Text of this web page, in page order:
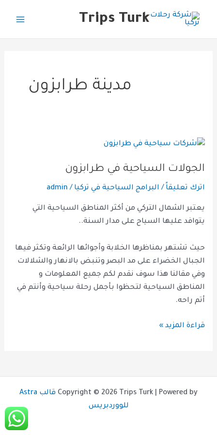
Trips Turk
مدينة طرابزون
الجولات السياحية في طرابزون
اترك تعليقاً / البرامج السياحية في تركيا /
admin
يعتبر الشمال التركي من أكثر المناطق السياحية التي
يتوافد عليها السياح على مدار السنة..
حيث تشتهر بمناظرها الخلابة وأجوائها الرائعة وتكثر فيها
الجبال الخضراء على مد البصر وتنبض بالانهار والشلالات
وفي مقالنا هذا سوف نقدم لكم جميع المعلومات و
المناطق السياحية لتحظوا بأجمل رحلة سياحية وأنتم في
أتم راحه.
الجولات
في
طرابزون
قراءة المزيد »
Copyright © 2026 Trips Turk | Powered by
قالب Astra
للووردبريس